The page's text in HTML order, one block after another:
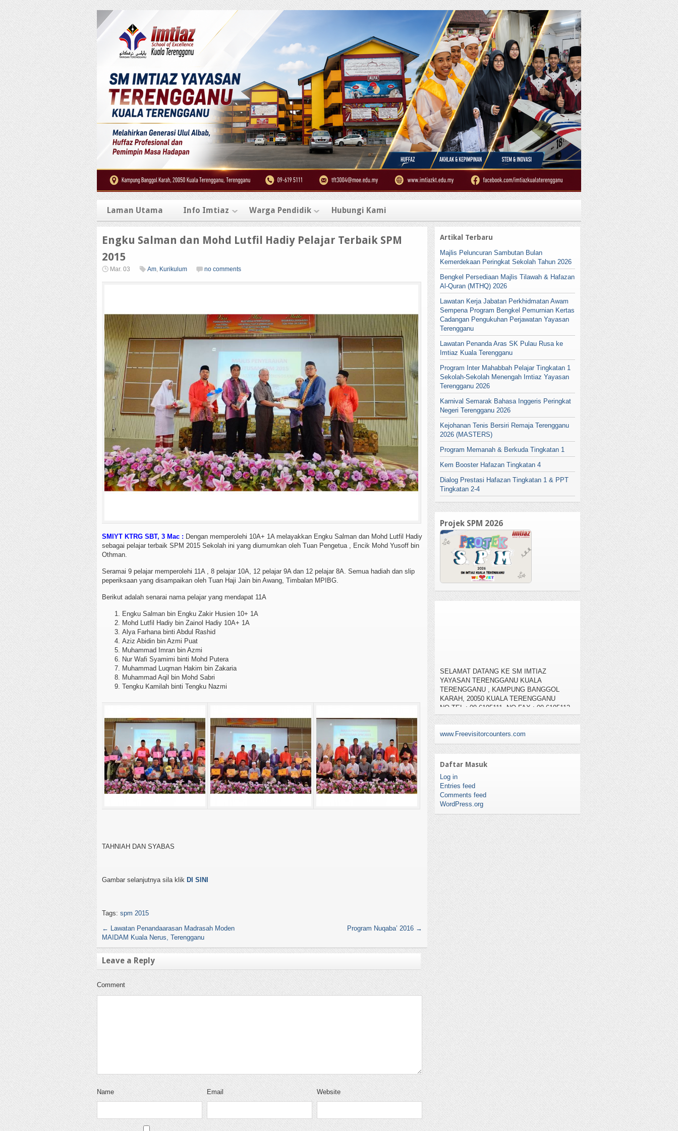
Laman Utama Info Imtiaz Warga Pendidik Hubungi Kami
Engku Salman dan Mohd Lutfil Hadiy Pelajar Terbaik SPM
2015
Mar. 03 Am, Kurikulum no comments
SMIYT KTRG SBT, 3 Mac : Dengan memperolehi 10A+ 1A melayakkan Engku Salman dan Mohd Lutfil Hadiy
sebagai pelajar terbaik SPM 2015 Sekolah ini yang diumumkan oleh Tuan Pengetua , Encik Mohd Yusoff bin
Othman.
Seramai 9 pelajar memperolehi 11A , 8 pelajar 10A, 12 pelajar 9A dan 12 pelajar 8A. Semua hadiah dan slip
peperiksaan yang disampaikan oleh Tuan Haji Jain bin Awang, Timbalan MPIBG.
Berikut adalah senarai nama pelajar yang mendapat 11A
Engku Salman bin Engku Zakir Husien 10+ 1A
Mohd Lutfil Hadiy bin Zainol Hadiy 10A+ 1A
Alya Farhana binti Abdul Rashid
Aziz Abidin bin Azmi Puat
Muhammad Imran bin Azmi
Nur Wafi Syamimi binti Mohd Putera
Muhammad Luqman Hakim bin Zakaria
Muhammad Aqil bin Mohd Sabri
Tengku Kamilah binti Tengku Nazmi
TAHNIAH DAN SYABAS
Gambar selanjutnya sila klik DI SINI
Tags: spm 2015
← Lawatan Penandaarasan Madrasah Moden
MAIDAM Kuala Nerus, Terengganu
Program Nuqaba’ 2016 →
Leave a Reply
Comment
Name Email Website
Artikal Terbaru
Majlis Peluncuran Sambutan Bulan
Kemerdekaan Peringkat Sekolah Tahun 2026
Bengkel Persediaan Majlis Tilawah & Hafazan
Al-Quran (MTHQ) 2026
Lawatan Kerja Jabatan Perkhidmatan Awam
Sempena Program Bengkel Pemurnian Kertas
Cadangan Pengukuhan Perjawatan Yayasan
Terengganu
Lawatan Penanda Aras SK Pulau Rusa ke
Imtiaz Kuala Terengganu
Program Inter Mahabbah Pelajar Tingkatan 1
Sekolah-Sekolah Menengah Imtiaz Yayasan
Terengganu 2026
Karnival Semarak Bahasa Inggeris Peringkat
Negeri Terengganu 2026
Kejohanan Tenis Bersiri Remaja Terengganu
2026 (MASTERS)
Program Memanah & Berkuda Tingkatan 1
Kem Booster Hafazan Tingkatan 4
Dialog Prestasi Hafazan Tingkatan 1 & PPT
Tingkatan 2-4
Projek SPM 2026
TERENGGANU , KAMPUNG BANGGOL
KARAH, 20050 KUALA TERENGGANU
NO.TEL : 09-6195111, NO FAX : 09-6195112
www.Freevisitorcounters.com
Daftar Masuk
Log in
Entries feed
Comments feed
WordPress.org